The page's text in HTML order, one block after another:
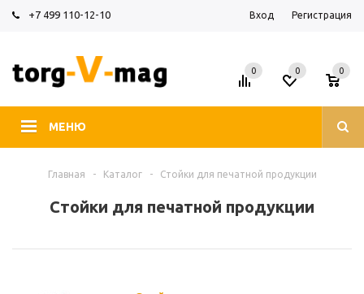
+7 499 110-12-10 Вход Регистрация
МЕНЮ
0 0
0
Главная - Каталог - Стойки для печатной продукции
Стойки для печатной продукции